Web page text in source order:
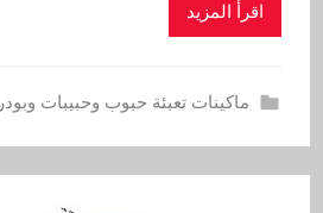
اقرأ المزيد
ماكينات تعبئة حبوب وحبيبات وبودر